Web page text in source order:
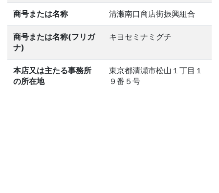
商号または名称 清瀬南口商店街振興組合
商号または名称(フリガ
ナ)
キヨセミナミグチ
本店又は主たる事務所
の所在地
東京都清瀬市松山１丁目１
９番５号